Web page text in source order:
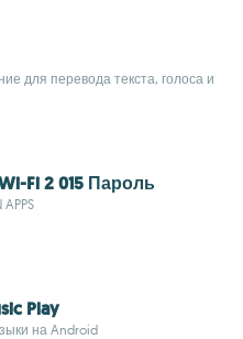
для перевода текста, голоса и
Fi 2 015 Пароль
Play
на Android